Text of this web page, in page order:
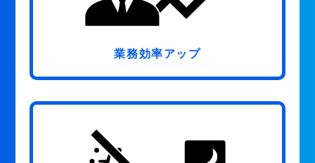
業務効率アップ